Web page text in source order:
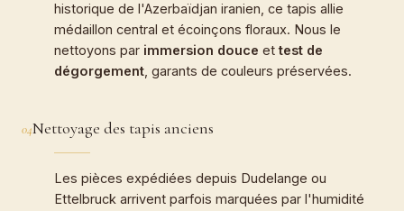
historique de l'Azerbaïdjan iranien, ce tapis allie
médaillon central et écoinçons floraux. Nous le
nettoyons par immersion douce ettest de
dégorgement , garants de couleurs préservées.
04Nettoyage des tapis anciens
Les pièces expédiées depuis Dudelange ou
Ettelbruck arrivent parfois marquées par l'humidité